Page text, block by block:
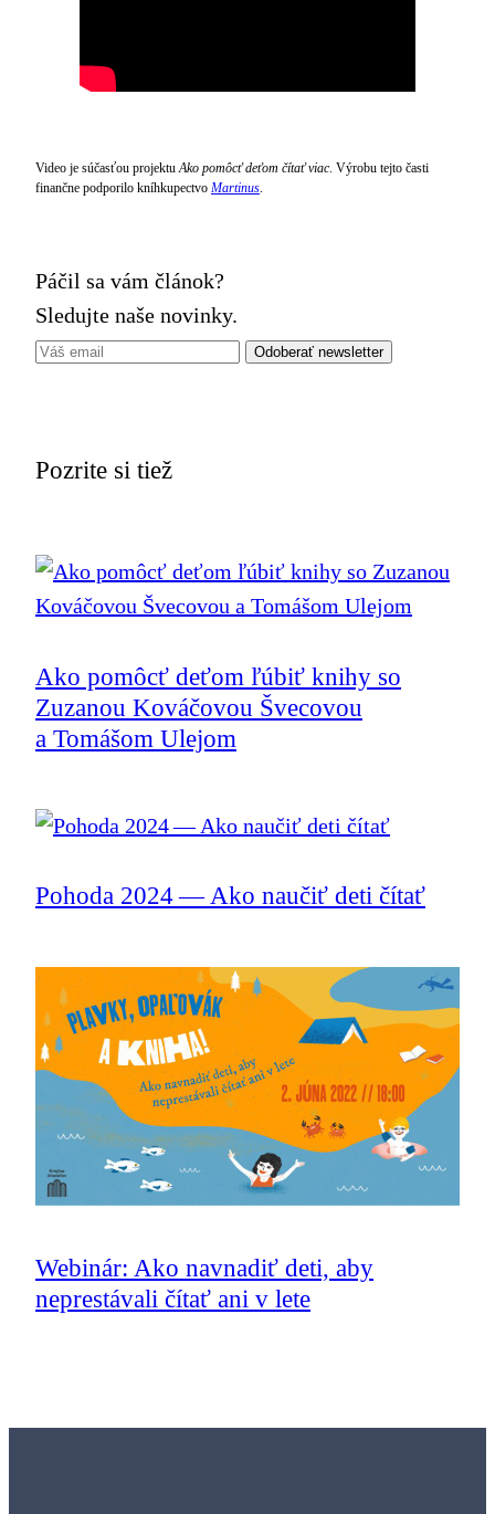
Video je súčasťou projektu Ako pomôcť deťom čítať viac. Výrobu tejto časti
finančne podporilo kníhkupectvo Martinus
Páčil sa vám článok?
Sledujte naše novinky.
Pozrite si tiež
Ako pomôcť deťom ľúbiť knihy so
Zuzanou Kováčovou Švecovou
a Tomášom Ulejom
Pohoda 2024 — Ako naučiť deti čítať
Webinár: Ako navnadiť deti, aby
neprestávali čítať ani v lete